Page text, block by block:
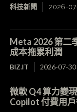
科技新聞 2026-
Meta 2026 第二
成本拖累利潤
BIZ.IT 2026-07-30
微軟 Q4 算力變
Copilot 付費用